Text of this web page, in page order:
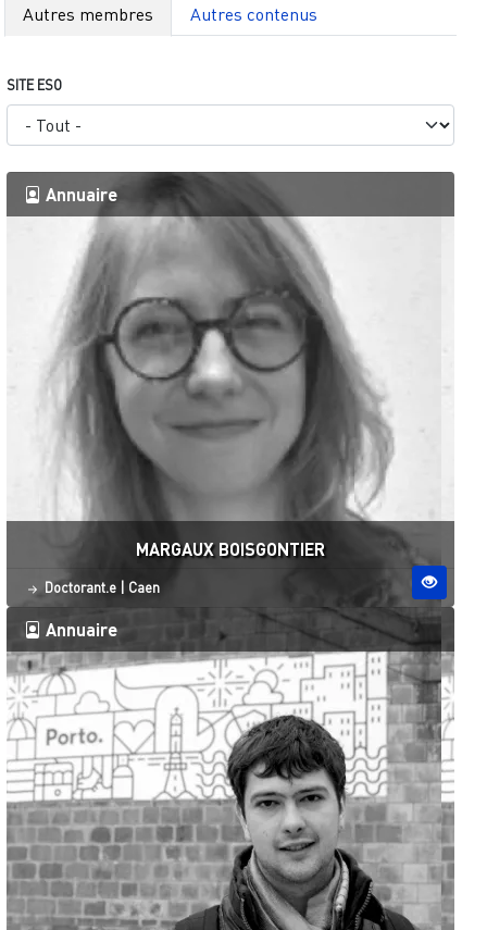
Autres membres Autres contenus
SITE ESO
Annuaire
MARGAUX BOISGONTIER
Statut
Doctorant.e Site ESO
Caen
Annuaire